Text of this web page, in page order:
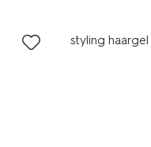
styling haargel